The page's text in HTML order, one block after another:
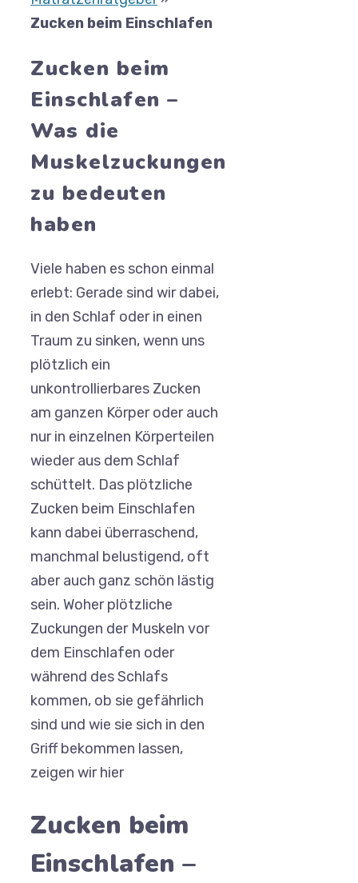
Zucken beim Einschlafen
Zucken beim
Einschlafen –
Was die
Muskelzuckungen
zu bedeuten
haben
Viele haben es schon einmal
erlebt: Gerade sind wir dabei,
in den Schlaf oder in einen
Traum zu sinken, wenn uns
plötzlich ein
unkontrollierbares Zucken
am ganzen Körper oder auch
nur in einzelnen Körperteilen
wieder aus dem Schlaf
schüttelt. Das plötzliche
Zucken beim Einschlafen
kann dabei überraschend,
manchmal belustigend, oft
aber auch ganz schön lästig
sein. Woher plötzliche
Zuckungen der Muskeln vor
dem Einschlafen oder
während des Schlafs
kommen, ob sie gefährlich
sind und wie sie sich in den
Griff bekommen lassen,
zeigen wir hier
Zucken beim
Einschlafen –